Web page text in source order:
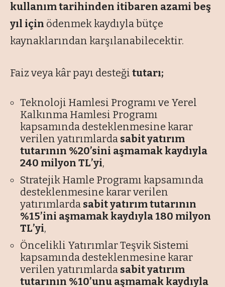
kullanım tarihinden itibaren azami beş
yıl için ödenmek kaydıyla bütçe
kaynaklarından karşılanabilecektir.
Faiz veya kâr payı desteği tutarı;
Teknoloji Hamlesi Programı ve Yerel
Kalkınma Hamlesi Programı
kapsamında desteklenmesine karar
verilen yatırımlarda sabit yatırım
tutarının %20’sini aşmamak kaydıyla
240 milyon TL’yi,
Stratejik Hamle Programı kapsamında
desteklenmesine karar verilen
yatırımlarda sabit yatırım tutarının
%15’ini aşmamak kaydıyla 180 milyon
TL’yi,
Öncelikli Yatırımlar Teşvik Sistemi
kapsamında desteklenmesine karar
verilen yatırımlarda sabit yatırım
tutarının %10’unu aşmamak kaydıyla